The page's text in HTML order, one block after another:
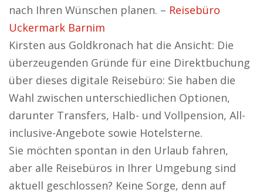
nach Ihren Wünschen planen. – Reisebüro
Uckermark Barnim
Kirsten aus Goldkronach hat die Ansicht: Die
überzeugenden Gründe für eine Direktbuchung
über dieses digitale Reisebüro: Sie haben die
Wahl zwischen unterschiedlichen Optionen,
darunter Transfers, Halb- und Vollpension, All-
inclusive-Angebote sowie Hotelsterne.
Sie möchten spontan in den Urlaub fahren,
aber alle Reisebüros in Ihrer Umgebung sind
aktuell geschlossen? Keine Sorge, denn auf